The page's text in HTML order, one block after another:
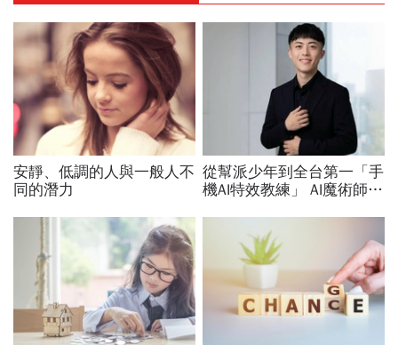
安靜、低調的人與一般人不
同的潛力
從幫派少年到全台第一「手
機AI特效教練」 AI魔術師晨
景的人，也能靠AI翻轉人